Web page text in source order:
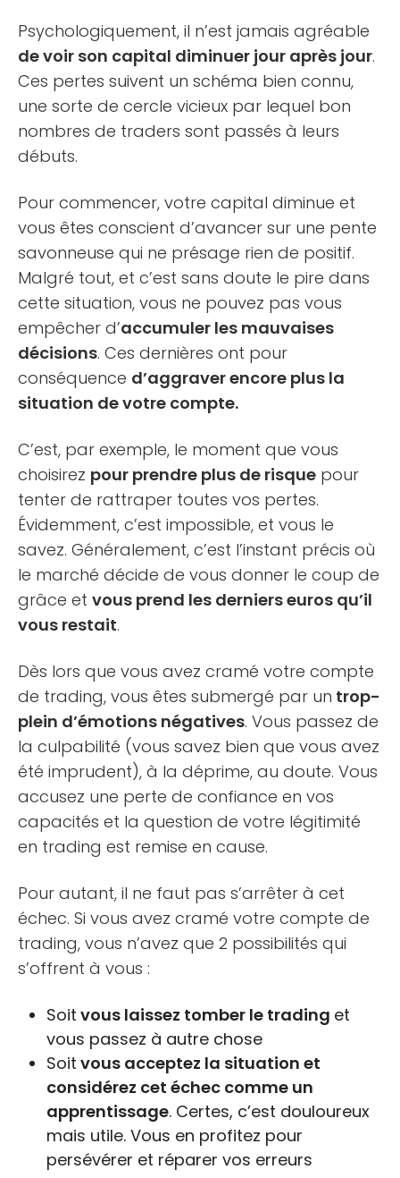
Psychologiquement, il n’est jamais agréable
de voir son capital diminuer jour après jour.
Ces pertes suivent un schéma bien connu,
une sorte de cercle vicieux par lequel bon
nombres de traders sont passés à leurs
débuts.
Pour commencer, votre capital diminue et
vous êtes conscient d’avancer sur une pente
savonneuse qui ne présage rien de positif.
Malgré tout, et c’est sans doute le pire dans
cette situation, vous ne pouvez pas vous
empêcher d’accumuler les mauvaises
décisions. Ces dernières ont pour
conséquence d’aggraver encore plus la
situation de votre compte.
C’est, par exemple, le moment que vous
choisirez pour prendre plus de risque pour
tenter de rattraper toutes vos pertes.
Évidemment, c’est impossible, et vous le
savez. Généralement, c’est l’instant précis où
le marché décide de vous donner le coup de
grâce et vous prend les derniers euros qu’il
vous restait.
Dès lors que vous avez cramé votre compte
de trading, vous êtes submergé par un trop-
plein d’émotions négatives. Vous passez de
la culpabilité (vous savez bien que vous avez
été imprudent), à la déprime, au doute. Vous
accusez une perte de confiance en vos
capacités et la question de votre légitimité
en trading est remise en cause.
Pour autant, il ne faut pas s’arrêter à cet
échec. Si vous avez cramé votre compte de
trading, vous n’avez que 2 possibilités qui
s’offrent à vous :
Soit vous laissez tomber le trading et
vous passez à autre chose
Soit vous acceptez la situation et
considérez cet échec comme un
apprentissage. Certes, c’est douloureux
mais utile. Vous en profitez pour
persévérer et réparer vos erreurs